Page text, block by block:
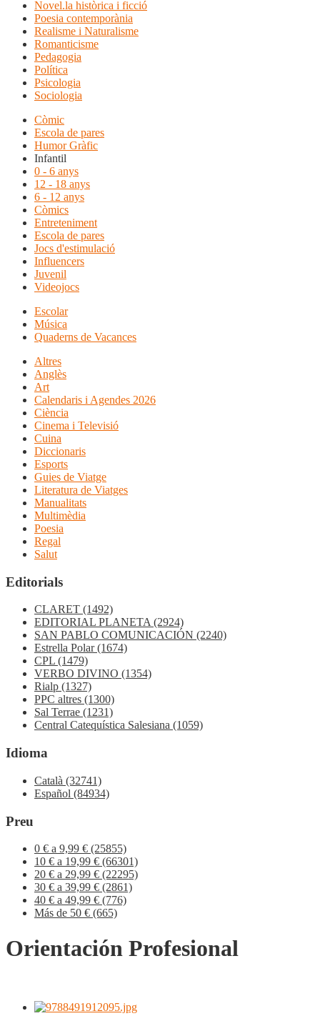
Novel.la històrica i ficció
Poesia contemporània
Realisme i Naturalisme
Romanticisme
Pedagogia
Política
Psicologia
Sociologia
Còmic
Escola de pares
Humor Gràfic
Infantil
0 - 6 anys
12 - 18 anys
6 - 12 anys
Còmics
Entreteniment
Escola de pares
Jocs d'estimulació
Influencers
Juvenil
Videojocs
Escolar
Música
Quaderns de Vacances
Altres
Anglès
Art
Calendaris i Agendes 2026
Ciència
Cinema i Televisió
Cuina
Diccionaris
Esports
Guies de Viatge
Literatura de Viatges
Manualitats
Multimèdia
Poesia
Regal
Salut
Editorials
CLARET (1492)
EDITORIAL PLANETA(2924)
SAN PABLO COMUNICACIÓN (2240)
Estrella Polar(1674)
CPL (1479)
VERBO DIVINO (1354)
Rialp (1327)
PPC altres (1300)
Sal Terrae (1231)
Central Catequística Salesiana (1059)
Idioma
Català (32741)
Español (84934)
Preu
0 € a 9,99 € (25855)
10 € a 19,99 € (66301)
20 € a 29,99 € (22295)
30 € a 39,99 € (2861)
40 € a 49,99 € (776)
Más de 50 € (665)
Orientación Profesional